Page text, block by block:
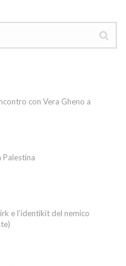
con Vera Gheno a
Palestina
e l’identikit del nemico